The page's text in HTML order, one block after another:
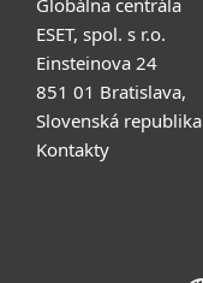
ESET, spol. s r.o.
Einsteinova 24
851 01 Bratislava,
Slovenská republika
Kontakty